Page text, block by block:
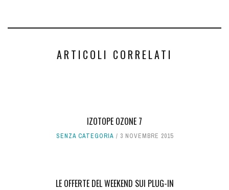
ARTICOLI CORRELATI
IZOTOPE OZONE 7
SENZA CATEGORIA 3 NOVEMBRE 2015
LE OFFERTE DEL WEEKEND SUI PLUG-IN